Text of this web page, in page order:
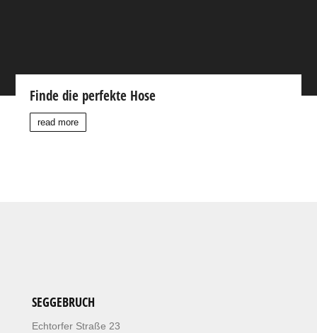
Finde die perfekte Hose
read more
SEGGEBRUCH
Echtorfer Straße 23